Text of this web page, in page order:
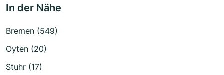
In der Nähe
Bremen (549)
Oyten (20)
Stuhr (17)